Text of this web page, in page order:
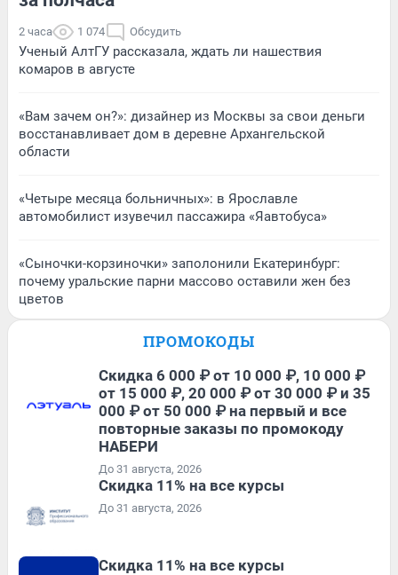
2 часа 1 074 Обсудить
Ученый АлтГУ рассказала, ждать ли нашествия
комаров в августе
«Вам зачем он?»: дизайнер из Москвы за свои деньги
восстанавливает дом в деревне Архангельской
области
«Четыре месяца больничных»: в Ярославле
автомобилист изувечил пассажира «Яавтобуса»
«Сыночки-корзиночки» заполонили Екатеринбург:
почему уральские парни массово оставили жен без
цветов
ПРОМОКОДЫ
Скидка 6 000 ₽ от 10 000 ₽, 10 000 ₽
от 15 000 ₽, 20 000 ₽ от 30 000 ₽ и 35
000 ₽ от 50 000 ₽ на первый и все
повторные заказы по промокоду
НАБЕРИ
До 31 августа, 2026
Скидка 11% на все курсы
До 31 августа, 2026
Скидка 11% на все курсы